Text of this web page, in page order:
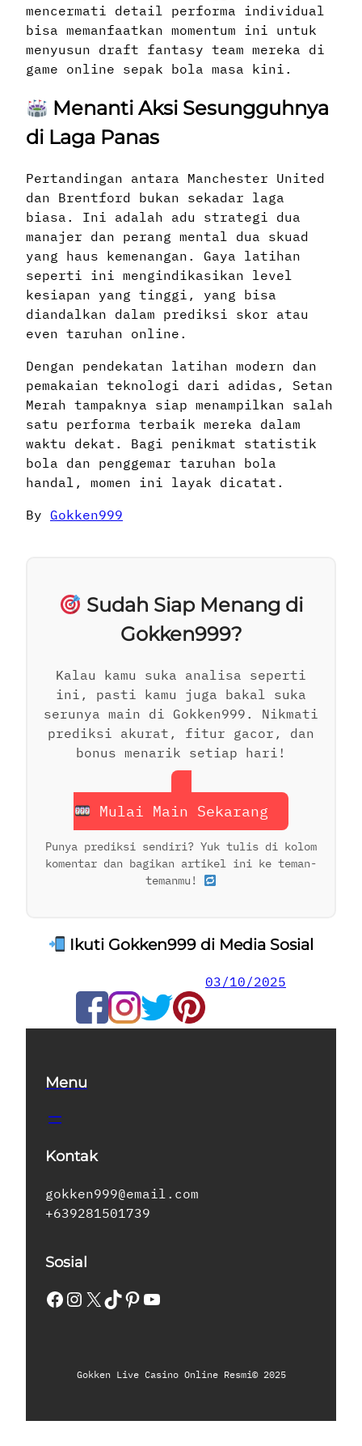
mencermati detail performa individual
bisa memanfaatkan momentum ini untuk
menyusun draft fantasy team mereka di
game online sepak bola masa kini.
Menanti Aksi Sesungguhnya
di Laga Panas
Pertandingan antara Manchester United
dan Brentford bukan sekadar laga
biasa. Ini adalah adu strategi dua
manajer dan perang mental dua skuad
yang haus kemenangan. Gaya latihan
seperti ini mengindikasikan level
kesiapan yang tinggi, yang bisa
diandalkan dalam prediksi skor atau
even taruhan online.
Dengan pendekatan latihan modern dan
pemakaian teknologi dari adidas, Setan
Merah tampaknya siap menampilkan salah
satu performa terbaik mereka dalam
waktu dekat. Bagi penikmat statistik
bola dan penggemar taruhan bola
handal, momen ini layak dicatat.
By Gokken999
Sudah Siap Menang di
Gokken999?
Kalau kamu suka analisa seperti
ini, pasti kamu juga bakal suka
serunya main di Gokken999. Nikmati
prediksi akurat, fitur gacor, dan
bonus menarik setiap hari!
Mulai Main Sekarang
Punya prediksi sendiri? Yuk tulis di kolom
komentar dan bagikan artikel ini ke teman-
temanmu!
Ikuti Gokken999 di Media Sosial
03/10/2025
Menu
Kontak
gokken999@email.com
+639281501739
Sosial
Facebook Instagram X TikTok Pinterest YouTube
Gokken Live Casino Online Resmi© 2025